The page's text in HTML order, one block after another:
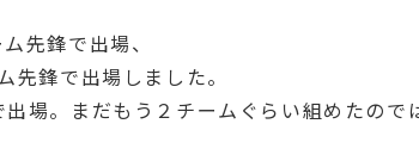
先鋒で出場、
鋒で出場しました。
場。まだもう２チームぐらい組めたので